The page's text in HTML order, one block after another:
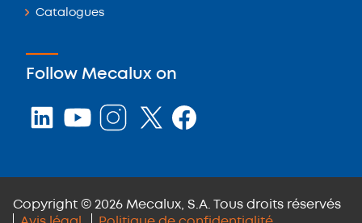
Catalogues
Follow Mecalux on
Copyright © 2026 Mecalux, S.A. Tous droits réservés